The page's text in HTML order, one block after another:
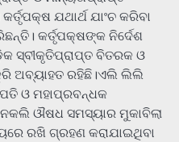
ଯଥାର୍ଥ ଯାଂଚ କରିବା
କର୍ତୃପକ୍ଷଙ୍କ ନିର୍ଦେଶ
ସ୍ବୀକୃତିପ୍ରାପ୍ତ ବିତରକ ଓ
ଅବ୍ୟାହତ ରହିଛି।ଏଲି ଲିଲି
ଓ ମହାପ୍ରବନ୍ଧକ
ଔଷଧ ସମସ୍ୟାର ମୁକାବିଲା
ରଖି ଗ୍ରହଣ କରାଯାଇଥିବା